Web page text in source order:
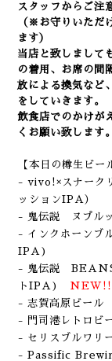
スタッフからご注
（※お守りいただ
ます）
当店と致しまして
の着用、 お席の間
放による換気など
をしていきます。
飲食店でのかけが
くお願い致します。
【本日の樽生ビー
- vivo!×スナーク
ッションIPA）
- 鬼伝説 ヌプル
- インクホーン
IPA )
- 鬼伝説 BEANS
ト IPA )
- 志賀高原ビール
- 門司港レトロビ
- セリスブルワリ
- Passific